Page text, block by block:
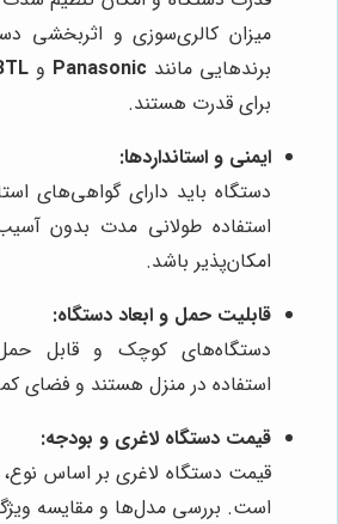
میزان کالری‌سوزی و اثربخشی
برندهایی مانند Panasonic و
برای قدرت هستند.
ایمنی و استانداردها:
دستگاه باید دارای گواهی‌های
استفاده طولانی مدت بدون
امکان‌پذیر باشد.
قابلیت حمل و ابعاد دستگاه:
دستگاه‌های کوچک و قابل
استفاده در منزل هستند و فضای
قیمت دستگاه لاغری و بودجه:
قیمت دستگاه لاغری بر اساس نوع،
است. بررسی مدل‌ها و مقایسه